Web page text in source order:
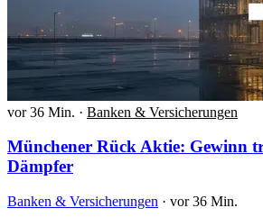
vor 36 Min. · Banken & Versicherungen
Münchener Rück Aktie: Gewinn
Dämpfer
Banken & Versicherungen · vor 36 Min.